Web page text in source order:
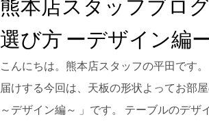
熊本店スタッフブロ
選び方 ーデザイン編
こんにちは。熊本店スタッフの平田です
届けする今回は、天板の形状よってお部
～デザイン編～ 」です。 テーブルのデザ